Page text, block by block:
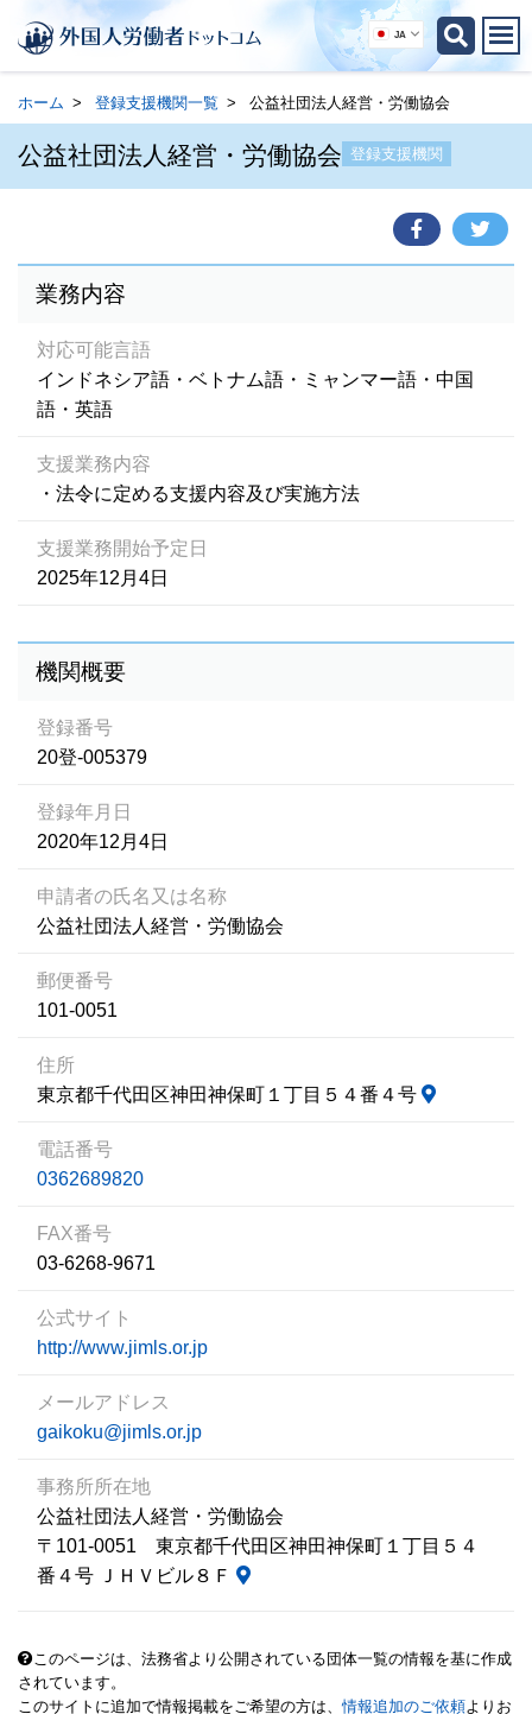
JA
ホーム 登録支援機関一覧 公益社団法人経営・労働協会
公益社団法人経営・労働協会 登録支援機関
業務内容
対応可能言語
インドネシア語・ベトナム語・ミャンマー語・中国
語・英語
支援業務内容
・法令に定める支援内容及び実施方法
支援業務開始予定日
2025年12月4日
機関概要
登録番号
20登-005379
登録年月日
2020年12月4日
申請者の氏名又は名称
公益社団法人経営・労働協会
郵便番号
101-0051
住所
東京都千代田区神田神保町１丁目５４番４号
電話番号
0362689820
FAX番号
03-6268-9671
公式サイト
http://www.jimls.or.jp
メールアドレス
gaikoku@jimls.or.jp
事務所所在地
公益社団法人経営・労働協会
〒101-0051 東京都千代田区神田神保町１丁目５４
番４号 ＪＨＶビル８Ｆ
このページは、法務省より公開されている団体一覧の情報を基に作成
されています。
このサイトに追加で情報掲載をご希望の方は、情報追加のご依頼よりお